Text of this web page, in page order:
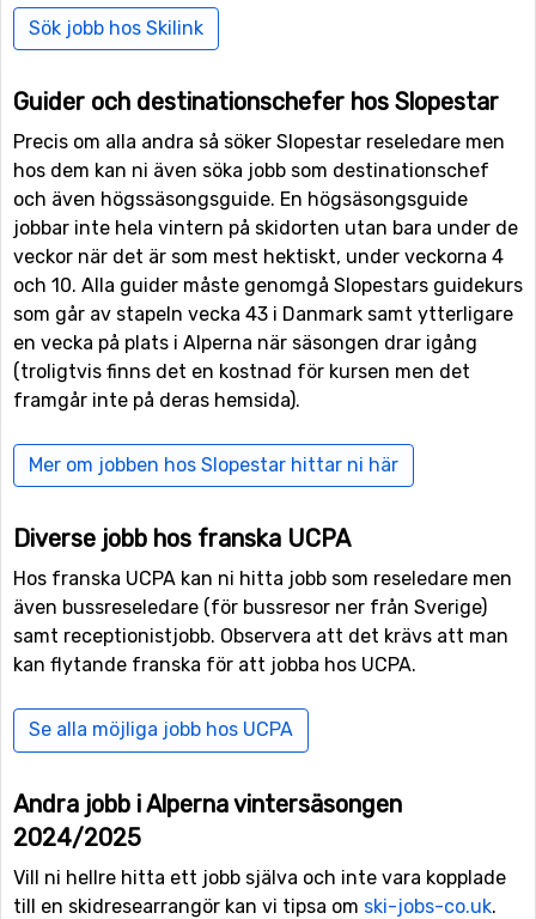
Sök jobb hos Skilink
Guider och destinationschefer hos Slopestar
Precis om alla andra så söker Slopestar reseledare men
hos dem kan ni även söka jobb som destinationschef
och även högssäsongsguide. En högsäsongsguide
jobbar inte hela vintern på skidorten utan bara under de
veckor när det är som mest hektiskt, under veckorna 4
och 10. Alla guider måste genomgå Slopestars guidekurs
som går av stapeln vecka 43 i Danmark samt ytterligare
en vecka på plats i Alperna när säsongen drar igång
(troligtvis finns det en kostnad för kursen men det
framgår inte på deras hemsida).
Mer om jobben hos Slopestar hittar ni här
Diverse jobb hos franska UCPA
Hos franska UCPA kan ni hitta jobb som reseledare men
även bussreseledare (för bussresor ner från Sverige)
samt receptionistjobb. Observera att det krävs att man
kan flytande franska för att jobba hos UCPA.
Se alla möjliga jobb hos UCPA
Andra jobb i Alperna vintersäsongen
2024/2025
Vill ni hellre hitta ett jobb själva och inte vara kopplade
till en skidresearrangör kan vi tipsa om ski-jobs-co.uk.